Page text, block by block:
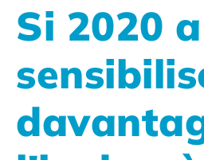
Si 2020 a